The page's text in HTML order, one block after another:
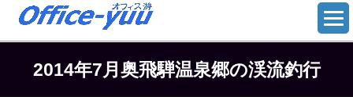
2014年7月奥飛騨温泉郷の渓流釣行